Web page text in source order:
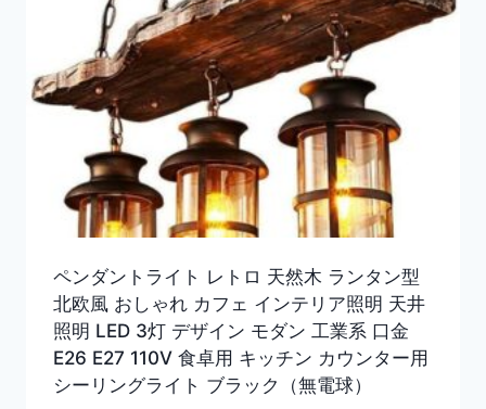
ペンダントライト レトロ 天然木 ランタン型
北欧風 おしゃれ カフェ インテリア照明 天井
照明 LED 3灯 デザイン モダン 工業系 口金
E26 E27 110V 食卓用 キッチン カウンター用
シーリングライト ブラック（無電球）